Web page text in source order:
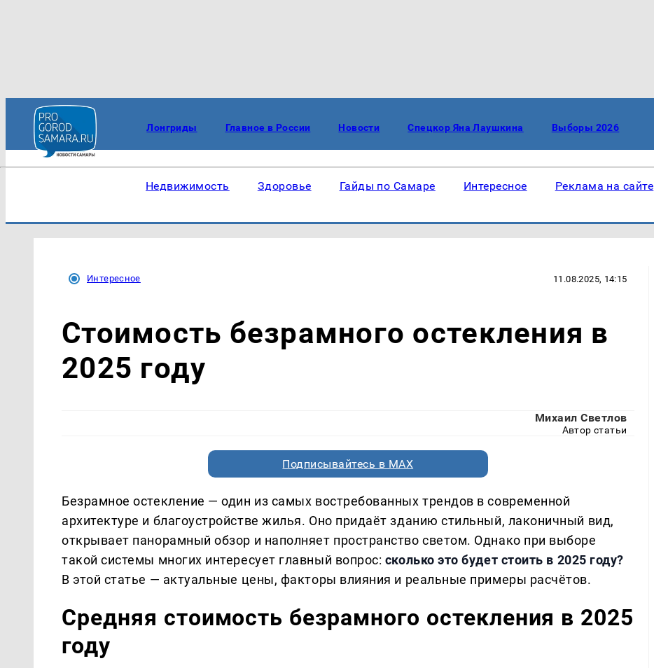
Лонгриды Главное в России Новости Спецкор Яна Лаушкина Выборы 2026
Недвижимость Здоровье Гайды по Самаре Интересное Реклама на сайте
Интересное 11.08.2025, 14:15
Стоимость безрамного остекления в
2025 году
Михаил Светлов
Автор статьи
Подписывайтесь в MAX
Безрамное остекление — один из самых востребованных трендов в современной
архитектуре и благоустройстве жилья. Оно придаёт зданию стильный, лаконичный вид,
открывает панорамный обзор и наполняет пространство светом. Однако при выборе
такой системы многих интересует главный вопрос: сколько это будет стоить в 2025 году?
В этой статье — актуальные цены, факторы влияния и реальные примеры расчётов.
Средняя стоимость безрамного остекления в 2025
году